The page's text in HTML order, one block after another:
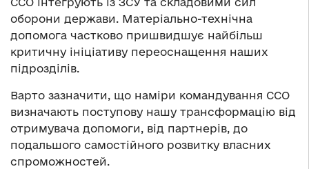
оборони держави. Матеріально-технічна
допомога частково пришвидшує найбільш
критичну ініціативу переоснащення наших
підрозділів.
Варто зазначити, що наміри командування ССО
визначають поступову нашу трансформацію від
отримувача допомоги, від партнерів, до
подальшого самостійного розвитку власних
спроможностей.